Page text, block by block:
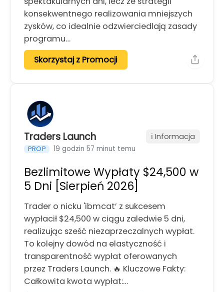
konsekwentnego realizowania mniejszych
zysków, co idealnie odzwierciedlają zasady
programu…
Skorzystaj z Promocji
Traders Launch
PROP 19 godzin 57 minut temu
ℹ️ Informacja
Bezlimitowe Wypłaty $24,500 w
5 Dni [Sierpień 2026]
Trader o nicku 'ibmcat’ z sukcesem
wypłacił $24,500 w ciągu zaledwie 5 dni,
realizując sześć niezaprzeczalnych wypłat.
To kolejny dowód na elastyczność i
transparentność wypłat oferowanych
przez Traders Launch. 🔥 Kluczowe Fakty:
Całkowita kwota wypłat:…